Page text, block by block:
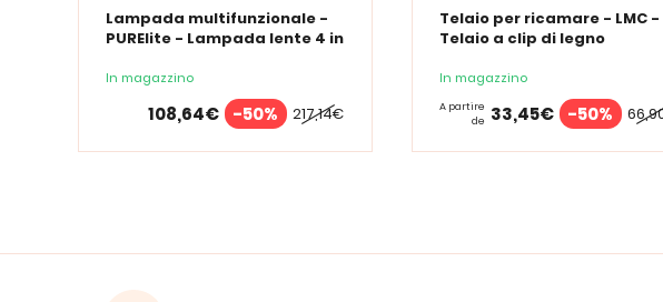
Lampada multifunzionale -
PURElite - Lampada lente 4 in
In magazzino
217,14€
108,64€ -50%
Telaio per ricamare - LMC -
Telaio a clip di legno
In magazzino
A partire
de 33,45€ -50%